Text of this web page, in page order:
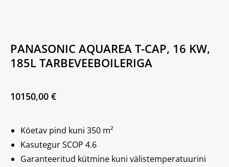
PANASONIC AQUAREA T-CAP, 16 KW,
185L TARBEVEEBOILERIGA
10150,00 €
Köetav pind kuni 350 m²
Kasutegur SCOP 4.6
Garanteeritud kütmine kuni välistemperatuurini